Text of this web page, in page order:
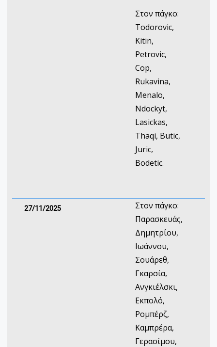
Στον πάγκο:
Todorovic,
Kitin,
Petrovic,
Cop,
Rukavina,
Menalo,
Ndockyt,
Lasickas,
Thaqi, Butic,
Juric,
Bodetic.
27/11/2025
Στον πάγκο:
Παρασκευάς,
Δημητρίου,
Ιωάννου,
Σουάρεθ,
Γκαρσία,
Ανγκιέλσκι,
Εκπολό,
Ρομπέρζ,
Καμπρέρα,
Γερασίμου,